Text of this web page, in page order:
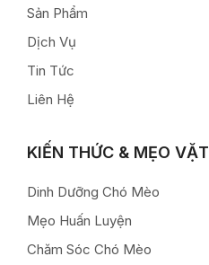
Sản Phẩm
Dịch Vụ
Tin Tức
Liên Hệ
KIẾN THỨC & MẸO VẶT
Dinh Dưỡng Chó Mèo
Mẹo Huấn Luyện
Chăm Sóc Chó Mèo